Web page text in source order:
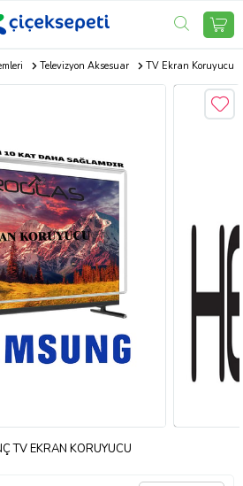
Televizyon Aksesuar TV Ekran Koruyucu
TV EKRAN KORUYUCU